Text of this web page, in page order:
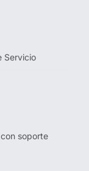
Servicio
soporte